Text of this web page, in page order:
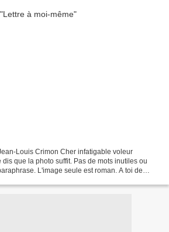
Louis Crimon Cher infatigable voleur
dis que la photo suffit. Pas de mots inutiles ou
L'image seule est roman. A toi de